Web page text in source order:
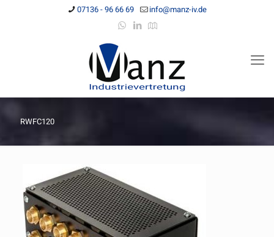
07136 - 96 66 69 info@manz-iv.de
RWFC120